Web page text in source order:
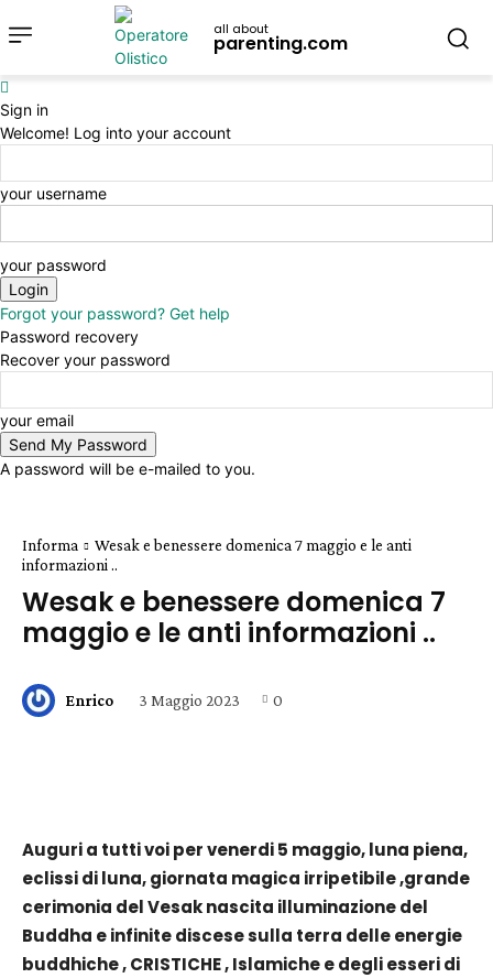
all about
parenting.com
Sign in
Welcome! Log into your account
your username
your password
Forgot your password? Get help
Password recovery
Recover your password
your email
A password will be e-mailed to you.
Informa
Wesak e benessere domenica 7 maggio e le anti
informazioni ..
Wesak e benessere domenica 7
maggio e le anti informazioni ..
Enrico 3 Maggio 2023 0
Auguri a tutti voi per venerdi 5 maggio, luna piena,
eclissi di luna, giornata magica irripetibile ,grande
cerimonia del Vesak nascita illuminazione del
Buddha e infinite discese sulla terra delle energie
buddhiche , CRISTICHE , Islamiche e degli esseri di